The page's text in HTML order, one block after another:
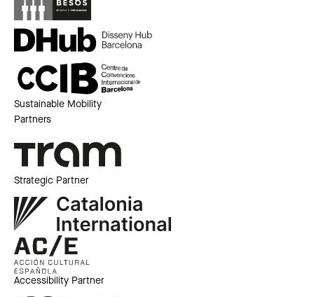
Sustainable Mobility
Partners
Strategic Partner
Accessibility Partner